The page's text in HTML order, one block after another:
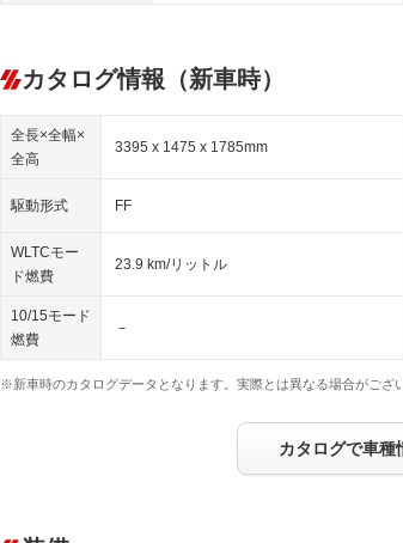
カタログ情報（新車時）
全長×全幅×
全高
3395 x 1475 x 1785mm
駆動形式 FF
WLTCモー
ド燃費
23.9 km/リットル
10/15モード
燃費
－
※新車時のカタログデータとなります。実際とは異なる場合がござ
カタログで車種